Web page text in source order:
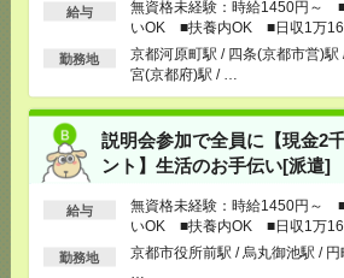
給与
無資格未経験：時給1450円～
いOK ■扶養内OK ■日収1万
以上
勤務地
京都河原町駅 / 四条(京都市営)駅
宮(京都府)駅 / …
説明会参加で全員に【現金2
ント】生活のお手伝い[派遣]
給与
無資格未経験：時給1450円～
いOK ■扶養内OK ■日収1万
以上
勤務地
京都市役所前駅 / 烏丸御池駅 / 円
[月収例]20～25万円
京都河原町駅 /四条(京都市営)駅/大
都府)駅 /
3ヵ月で73万円稼ぐ！未経験OK＊
話相手など[派遣]
[給 与]無資格の方：時給1400円～1750円 / 介
福祉士：時給1700円～2125円 / 初任者以上：
1500円～1875円
全額支給
[勤務地] 伏見(京都府)駅